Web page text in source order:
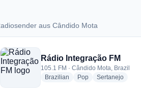
aus Cândido Mota
aus Cândido Mota
Rádio Integração FM
105.1 FM · Cândido Mota, Brazil
Brazilian radio stations
Popradio stations
Sertanejoradio